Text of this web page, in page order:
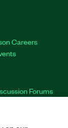
Careers
Forums